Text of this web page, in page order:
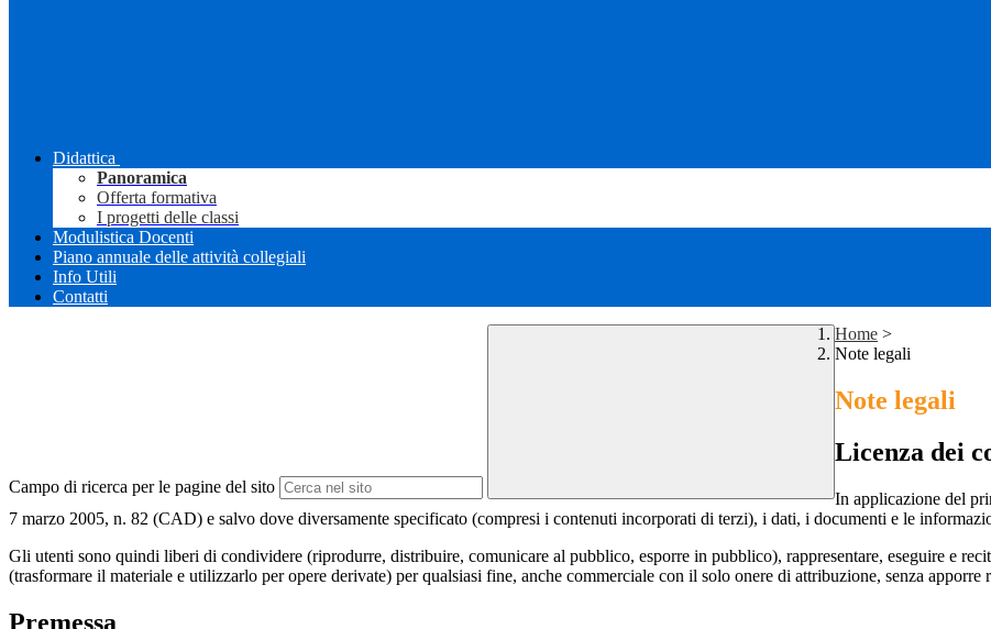
Didattica
Panoramica
Offerta formativa
I progetti delle classi
Modulistica Docenti
Piano annuale delle attività collegiali
Info Utili
Contatti
Campo di ricerca per le pagine del sito
Home >
Note legali
Note legali
Licenza dei
In applicazione del
7 marzo 2005, n. 82 (CAD) e salvo dove diversamente specificato (compresi i contenuti incorporati di terzi), i dati, i documenti e le
Gli utenti sono quindi liberi di condividere (riprodurre, distribuire, comunicare al pubblico, esporre in pubblico), rappresentare, eseguire e
(trasformare il materiale e utilizzarlo per opere derivate) per qualsiasi fine, anche commerciale con il solo onere di attribuzione, senza apporre
Premessa